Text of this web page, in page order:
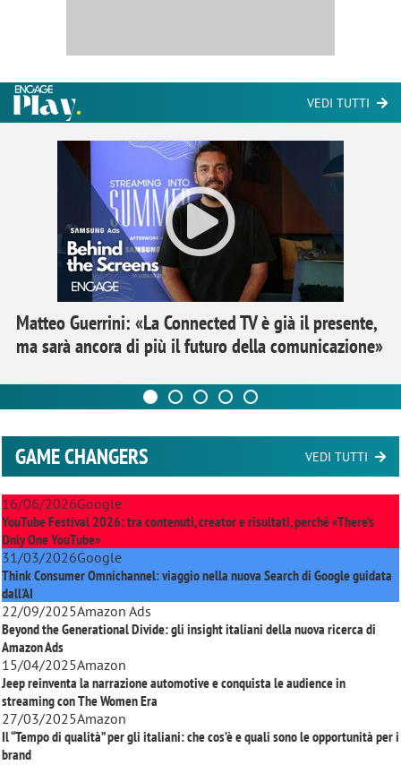
VEDI TUTTI
Matteo Guerrini: «La Connected TV è già il presente,
ma sarà ancora di più il futuro della comunicazione»
GAME CHANGERS VEDI TUTTI
16/06/2026Google
YouTube Festival 2026: tra contenuti, creator e risultati, perché «There’s
Only One YouTube»
31/03/2026Google
Think Consumer Omnichannel: viaggio nella nuova Search di Google guidata
dall'AI
22/09/2025Amazon Ads
Beyond the Generational Divide: gli insight italiani della nuova ricerca di
Amazon Ads
15/04/2025Amazon
Jeep reinventa la narrazione automotive e conquista le audience in
streaming conThe Women Era
27/03/2025Amazon
Il “Tempo di qualità” per gli italiani: che cos’è e quali sono le opportunità per i
brand